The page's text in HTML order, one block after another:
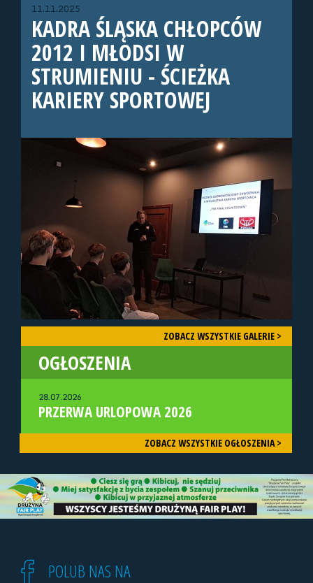
11.11.2025
KADRA ŚLĄSKA CHŁOPCÓW
2012 I MŁODSI W
STRUMIENIU - ŚCIEŻKA
KARIERY SPORTOWEJ
ZOBACZ WSZYSTKIE GALERIE >
OGŁOSZENIA
28.07.2026
PRZERWA URLOPOWA 2026
ZOBACZ WSZYSTKIE OGŁOSZENIA >
POLUB NAS NA